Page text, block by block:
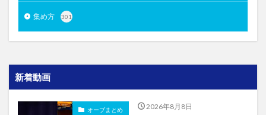
集め方 301
新着動画
オーブまとめ 2026年8月8日